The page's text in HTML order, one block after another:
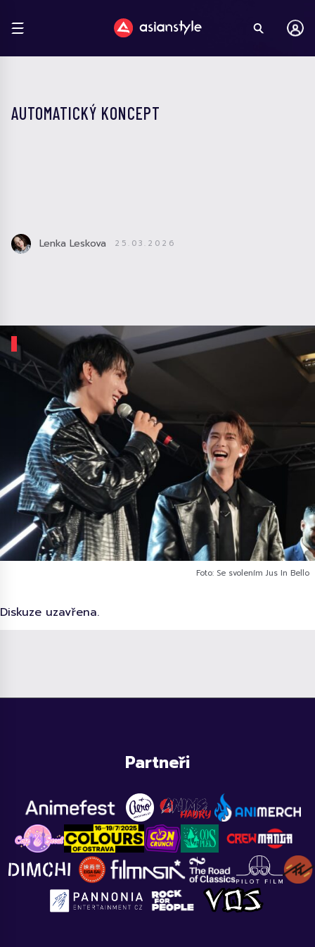
AUTOMATICKÝ KONCEPT
Lenka Leskova 25.03.2026
Foto: Se svolením Jus In Bello
Diskuze uzavřena.
Partneři